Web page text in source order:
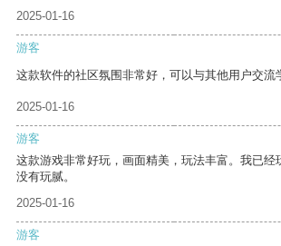
2025-01-16
游客
这款软件的社区氛围非常好，可以与其他用户交流
2025-01-16
游客
这款游戏非常好玩，画面精美，玩法丰富。我已经
没有玩腻。
2025-01-16
游客